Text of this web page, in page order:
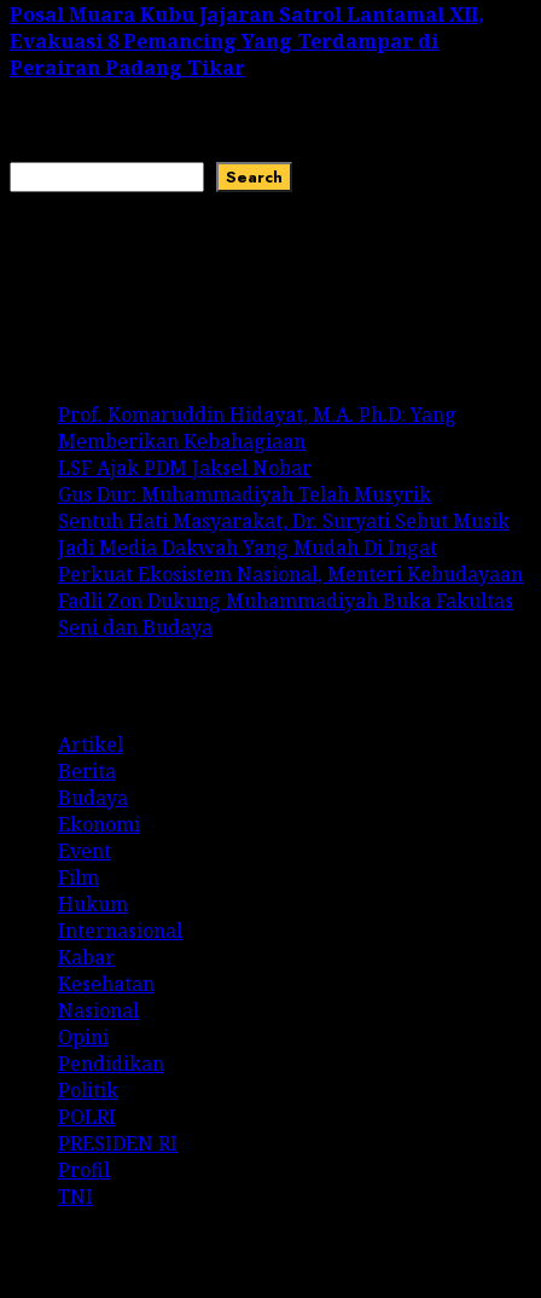
Posal Muara Kubu Jajaran Satrol Lantamal XII,
Evakuasi 8 Pemancing Yang Terdampar di
Perairan Padang Tikar
Search
Prof. Komaruddin Hidayat, M.A. Ph.D: Yang
Memberikan Kebahagiaan
LSF Ajak PDM Jaksel Nobar
Gus Dur: Muhammadiyah Telah Musyrik
Sentuh Hati Masyarakat, Dr. Suryati Sebut Musik
Jadi Media Dakwah Yang Mudah Di Ingat
Perkuat Ekosistem Nasional, Menteri Kebudayaan
Fadli Zon Dukung Muhammadiyah Buka Fakultas
Seni dan Budaya
Artikel
Berita
Budaya
Ekonomi
Event
Film
Hukum
Internasional
Kabar
Kesehatan
Nasional
Opini
Pendidikan
Politik
POLRI
PRESIDEN RI
Profil
TNI